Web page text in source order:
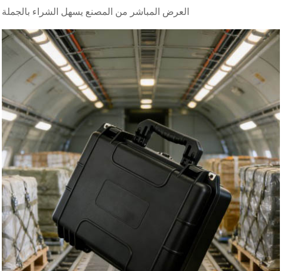
العرض المباشر من المصنع يسهل الشراء بالجملة